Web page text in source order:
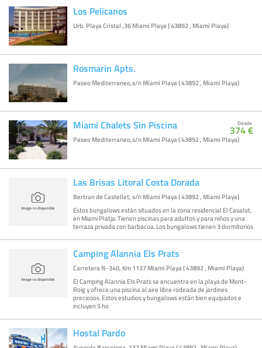
Los Pelicanos
Urb. Playa Cristal ,36 Miami Playa ( 43892 , Miami Playa)
Rosmarin Apts.
Paseo Mediterraneo,s/n Miami Playa ( 43892 , Miami Playa)
Miami Chalets Sin Piscina
Paseo Mediterraneo,s/n Miami Playa ( 43892 , Miami Playa)
Desde
374 €
Las Brisas Litoral Costa Dorada
Bertran de Castellet, s/n Miami Playa ( 43892 , Miami Playa)
Estos bungalows están situados en la zona residencial El Casalot,
en Miami Platja. Tienen piscinas para adultos y para niños y una
terraza privada con barbacoa. Los bungalows tienen 3 dormitorios
Camping Alannia Els Prats
Carretera N-340, Km 1137 Miami Playa ( 43892 , Miami Playa)
El Camping Alannia Els Prats se encuentra en la playa de Mont-
Roig y ofrece una piscina al aire libre rodeada de jardines
preciosos. Estos estudios y bungalows están bien equipados e
incluyen 5 ho
Hostal Pardo